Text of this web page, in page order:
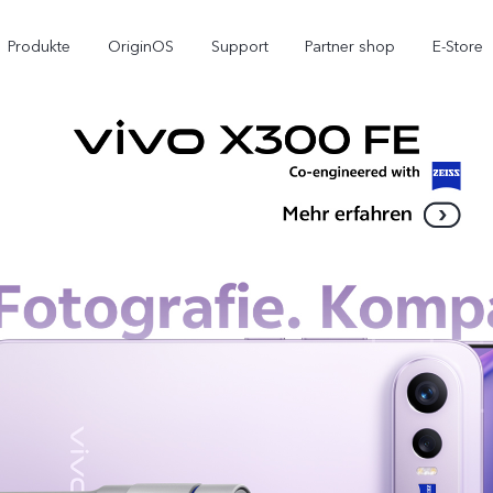
Produkte OriginOS Support Partner shop E-Store